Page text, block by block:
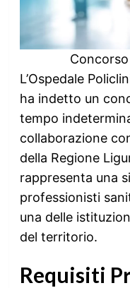
L’Ospedale
ha indetto un
tempo
collaborazione
della Regione
rappresenta una
professionisti
una delle
del territorio.
Requisiti